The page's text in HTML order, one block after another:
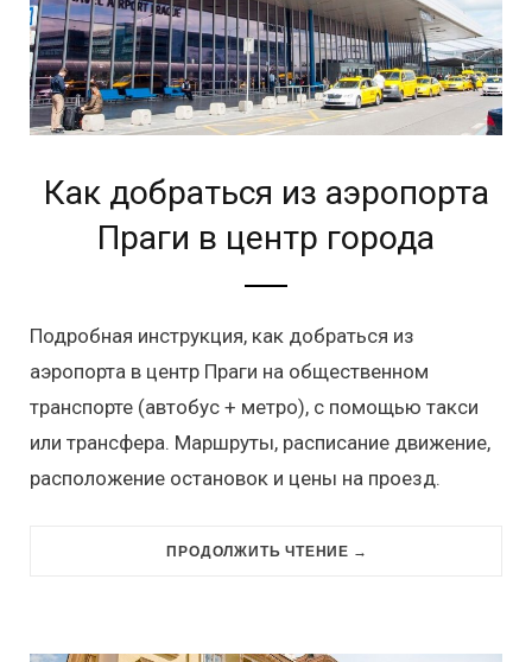
Как добраться из аэропорта
Праги в центр города
Подробная инструкция, как добраться из
аэропорта в центр Праги на общественном
транспорте (автобус + метро), с помощью такси
или трансфера. Маршруты, расписание движение,
расположение остановок и цены на проезд.
ПРОДОЛЖИТЬ ЧТЕНИЕ →